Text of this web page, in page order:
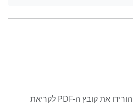
לא קיים תיאור מפורט להצעה זו. לחצו על "צפייה באתר הכנסת" או הורידו את קובץ ה-PDF לקריאת